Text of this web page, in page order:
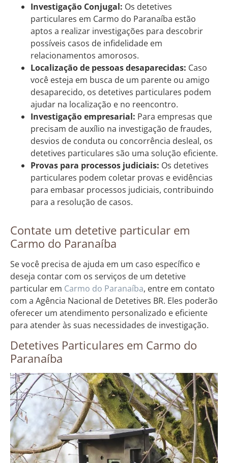
Investigação Conjugal: Os detetives
particulares em Carmo do Paranaíba estão
aptos a realizar investigações para descobrir
possíveis casos de infidelidade em
relacionamentos amorosos.
Localização de pessoas desaparecidas: Caso
você esteja em busca de um parente ou amigo
desaparecido, os detetives particulares podem
ajudar na localização e no reencontro.
Investigação empresarial: Para empresas que
precisam de auxílio na investigação de fraudes,
desvios de conduta ou concorrência desleal, os
detetives particulares são uma solução eficiente.
Provas para processos judiciais: Os detetives
particulares podem coletar provas e evidências
para embasar processos judiciais, contribuindo
para a resolução de casos.
Contate um detetive particular em
Carmo do Paranaíba
Se você precisa de ajuda em um caso específico e
deseja contar com os serviços de um detetive
particular em Carmo do Paranaíba, entre em contato
com a Agência Nacional de Detetives BR. Eles poderão
oferecer um atendimento personalizado e eficiente
para atender às suas necessidades de investigação.
Detetives Particulares em Carmo do
Paranaíba